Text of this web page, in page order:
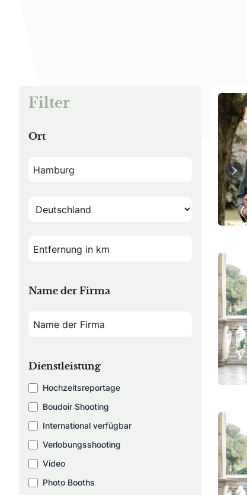
Filter
Ort
Name der Firma
Dienstleistung
Hochzeitsreportage
Boudoir Shooting
International verfügbar
Verlobungsshooting
Video
Photo Booths